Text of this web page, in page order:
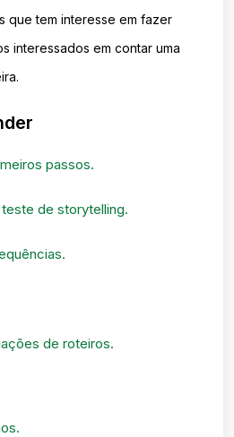
que tem interesse em fazer
interessados em contar uma
passos.
de storytelling.
de roteiros.